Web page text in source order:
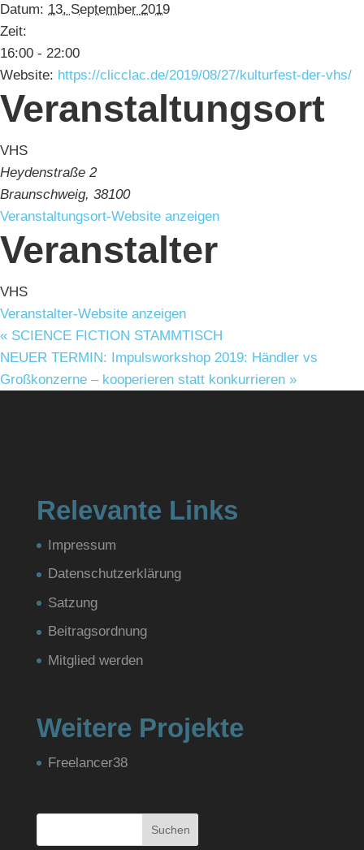
Datum: 13. September 2019
Zeit:
16:00 - 22:00
Website: https://clicclac.de/2019/08/27/kulturfest-der-vhs/
Veranstaltungsort
VHS
Heydenstraße 2
Braunschweig, 38100
Veranstaltungsort-Website anzeigen
Veranstalter
VHS
Veranstalter-Website anzeigen
« SCIENCE FICTION STAMMTISCH
NEUER TERMIN: Impulsworkshop 2019: Händler vs
Großkonzerne – kooperieren statt konkurrieren »
Relevante Links
Impressum
Datenschutzerklärung
Satzung
Beitragsordnung
Mitglied werden
Weitere Projekte
Freelancer38
Suchen